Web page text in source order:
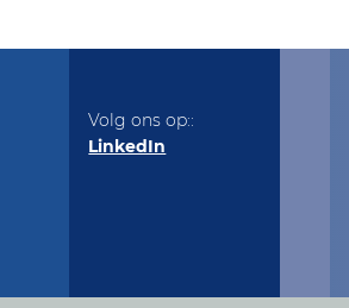
Volg ons op::
LinkedIn